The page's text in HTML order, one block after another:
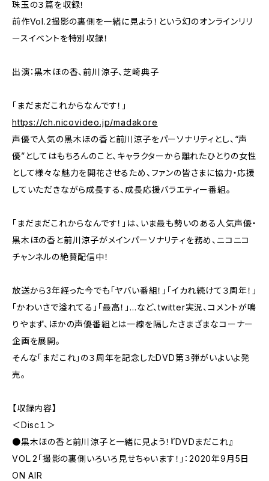
珠玉の３篇を収録！
前作Vol.2撮影の裏側を一緒に見よう！という幻のオンラインリリ
ースイベントを特別収録！
出演：黒木ほの香、前川涼子、芝崎典子
「まだまだこれからなんです！」
https://ch.nicovideo.jp/madakore
声優で人気の黒木ほの香と前川涼子をパーソナリティとし、“声
優”としてはもちろんのこと、キャラクターから離れたひとりの女性
として様々な魅力を開花させるため、ファンの皆さまに協力・応援
していただきながら成長する、成長応援バラエティー番組。
「まだまだこれからなんです！」は、いま最も勢いのある人気声優・
黒木ほの香と前川涼子がメインパーソナリティを務め、ニコニコ
チャンネルの絶賛配信中！
放送から3年経った今でも「ヤバい番組！」「イカれ続けて３周年！」
「かわいさで溢れてる」「最高！」…など、twitter実況、コメントが鳴
りやまず、ほかの声優番組とは一線を隔したさまざまなコーナー
企画を展開。
そんな「まだこれ」の３周年を記念したDVD第３弾がいよいよ発
売。
【収録内容】
＜Disc１＞
●黒木ほの香と前川涼子と一緒に見よう！『DVDまだこれ』
VOL.2「撮影の裏側いろいろ見せちゃいます！」：2020年9月5日
ON AIR